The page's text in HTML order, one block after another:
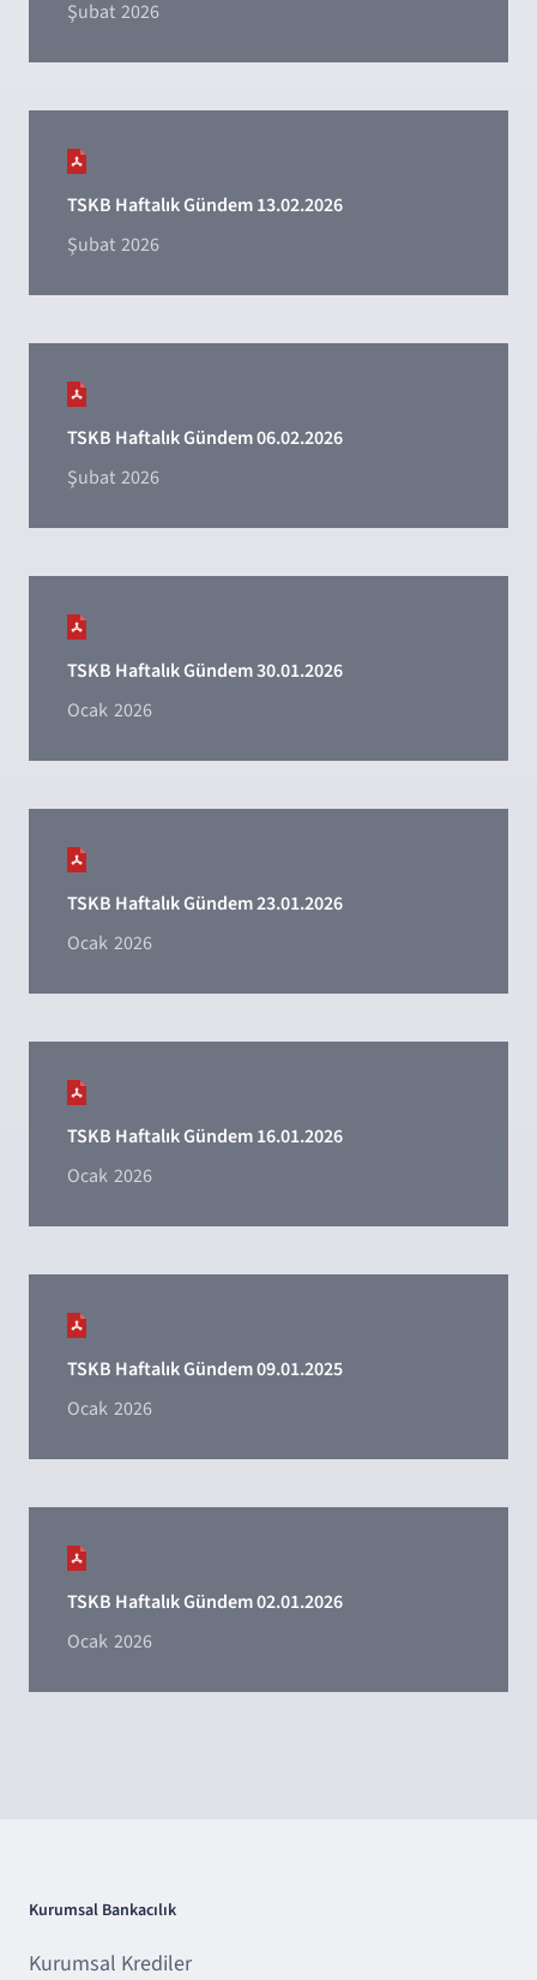
Şubat 2026
TSKB Haftalık Gündem 13.02.2026
Şubat 2026
TSKB Haftalık Gündem 06.02.2026
Şubat 2026
TSKB Haftalık Gündem 30.01.2026
Ocak 2026
TSKB Haftalık Gündem 23.01.2026
Ocak 2026
TSKB Haftalık Gündem 16.01.2026
Ocak 2026
TSKB Haftalık Gündem 09.01.2025
Ocak 2026
TSKB Haftalık Gündem 02.01.2026
Ocak 2026
Kurumsal Bankacılık
Kurumsal Krediler